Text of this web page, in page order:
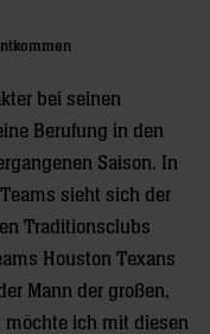
bei seinen
Berufung in den
Saison. In
sieht sich der
Traditionsclubs
Houston Texans
Mann der großen,
möchte ich mit diesen